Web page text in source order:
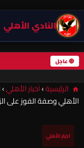
النادي الأهلي
🔴 عاجل
الرئيسية›اخبار الأهلي›
الأهلي وصفة الفوز على
اخبار الأهلي